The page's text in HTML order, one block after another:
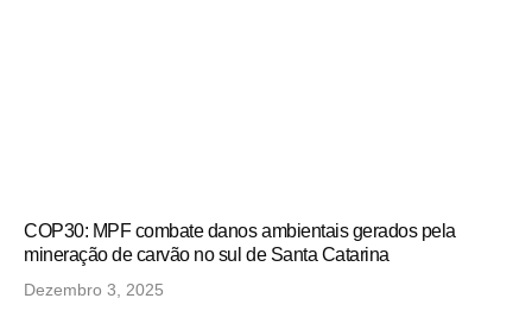
COP30: MPF combate danos ambientais gerados pela
mineração de carvão no sul de Santa Catarina
Dezembro 3, 2025